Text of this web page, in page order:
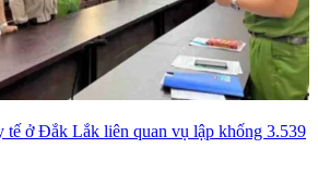
tế ở Đắk Lắk liên quan vụ lập khống 3.539